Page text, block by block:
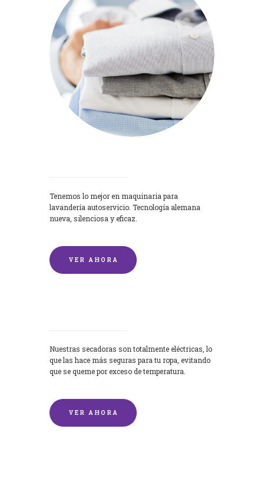
Tenemos lo mejor en maquinaria para
lavandería autoservicio. Tecnología alemana
nueva, silenciosa y eficaz.
VER AHORA
Nuestras secadoras son totalmente eléctricas, lo
que las hace más seguras para tu ropa, evitando
que se queme por exceso de temperatura.
VER AHORA